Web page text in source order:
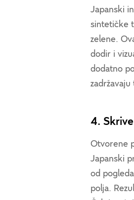
Japanski
sintetičke
zelene.
dodir i
dodatno
4.
Otvorene
Japanski
od
polja.